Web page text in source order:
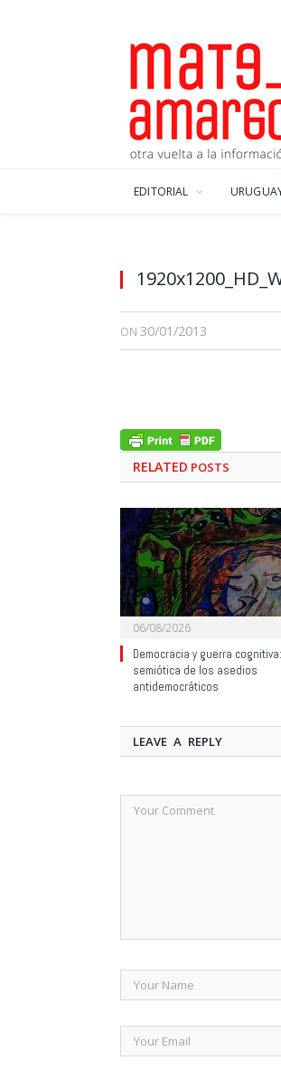
EDITORIAL
ON 30/01/2013
RELATED POSTS
06/08/2026
Democracia y guerra
semiótica de los asedios
antidemocráticos
LEAVE A REPLY